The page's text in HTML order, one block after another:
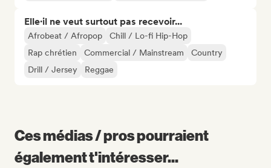
Elle·il ne veut surtout pas recevoir...
Afrobeat / Afropop
Chill / Lo-fi Hip-Hop
Rap chrétien
Commercial / Mainstream
Country
Drill / Jersey
Reggae
Ces médias / pros pourraient
également t'intéresser...